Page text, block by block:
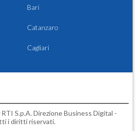
Bari
Catanzaro
Cagliari
S.p.A. Direzione Business Digital -
i diritti riservati.